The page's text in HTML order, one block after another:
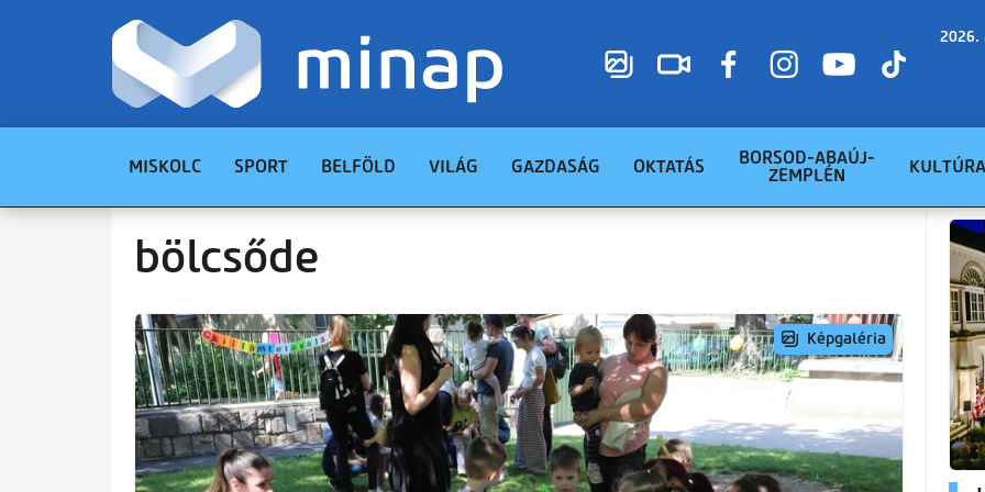
2026.
MISKOLC SPORT BELFÖLD VILÁG GAZDASÁG OKTATÁS
BORSOD-ABAÚJ-
ZEMPLÉN
KULTÚRA
bölcsőde
Képgaléria